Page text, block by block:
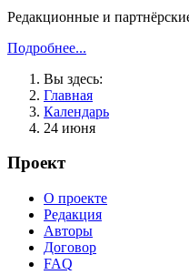
Редакционные и
Подробнее...
Вы здесь:
Главная
Календарь
24 июня
Проект
О проекте
Редакция
Авторы
Договор
FAQ